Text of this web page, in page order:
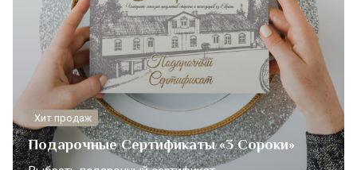
Хит продаж
Подарочные Сертификаты «3 Сороки»